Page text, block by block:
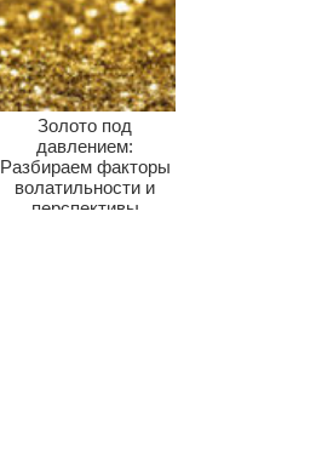
Золото под
давлением:
Разбираем факторы
волатильности и
перспективы